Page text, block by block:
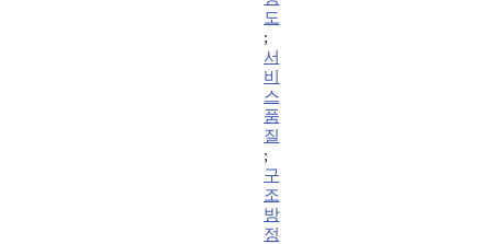
도
;
서
비
스
품
질
;
구
조
방
정